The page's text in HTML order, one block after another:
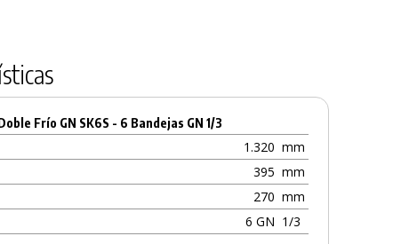
Frío GN SK6S - 6 Bandejas GN 1/3
1.320 mm
395 mm
270 mm
6 GN 1/3